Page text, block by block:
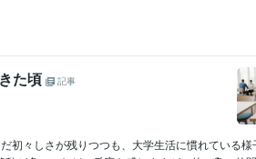
た頃
記事
初々しさが残りつつも、大学生活に慣れている様